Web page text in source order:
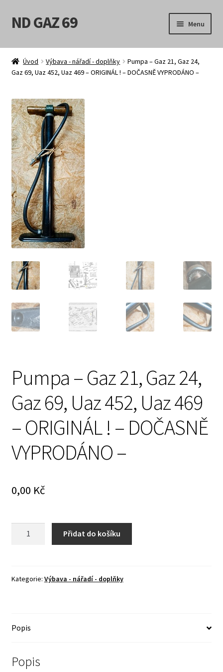
Přeskočit
na
Přejít
k
webu
ND GAZ 69 Menu
Úvodní stránka
Můj účet
Obchod
Košík
Pokladna
Možnosti doručení
Obchodní podmínky
Prodávající – kontaktní informace
Způsoby úhrady
O nás
Úvod Výbava - nářadí - doplňky
Pumpa – Gaz 21, Gaz 24,
Gaz 69, Uaz 452, Uaz 469 – ORIGINÁL ! – DOČASNĚ VYPRODÁNO –
Pumpa – Gaz 21, Gaz 24,
Gaz 69, Uaz 452, Uaz 469
– ORIGINÁL ! – DOČASNĚ
VYPRODÁNO –
0,00 Kč
Gaz
Uaz
469
Přidat do košíku
Kategorie: Výbava - nářadí - doplňky
Popis
Popis